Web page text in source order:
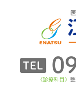
《診療科目》